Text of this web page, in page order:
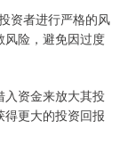
资者进行严格的风
风险，避免因过度
入资金来放大其投
更大的投资回报